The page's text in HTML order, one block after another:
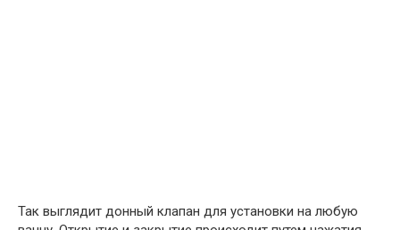
Так выглядит донный клапан для установки на любую